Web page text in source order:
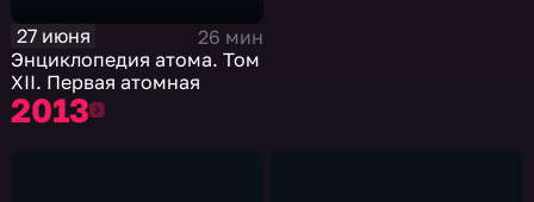
27 июня
26 мин
Энциклопедия атома. Том
XII. Первая атомная
20132013